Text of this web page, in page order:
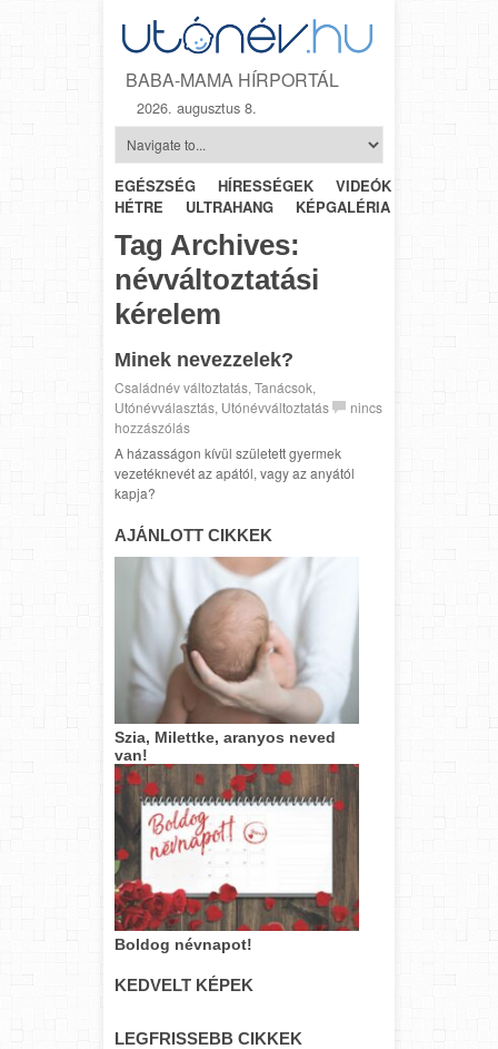
BABA-MAMA HÍRPORTÁL
2026. augusztus 8.
EGÉSZSÉG HÍRESSÉGEK VIDEÓK
HÉTRŐL-
HÉTRE
ULTRAHANG KÉPGALÉRIA
Tag Archives:
névváltoztatási
kérelem
Minek nevezzelek?
Családnév változtatás, Tanácsok,
Utónévválasztás, Utónévváltoztatás
nincs
hozzászólás
A házasságon kívül született gyermek
vezetéknevét az apától, vagy az anyától
kapja?
AJÁNLOTT CIKKEK
Szia, Milettke, aranyos neved
van!
Boldog névnapot!
KEDVELT KÉPEK
LEGFRISSEBB CIKKEK